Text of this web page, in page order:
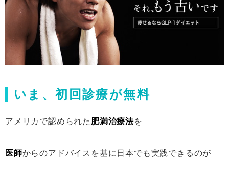
いま、初回診療が無料
アメリカで認められた 肥満治療法を
医師からのアドバイスを基に日本でも実践できるのが